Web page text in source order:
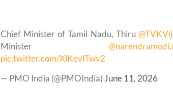
Chief Minister of Tamil Nadu, Thiru
Minister @narendramodi.
pic.twitter.com/XlKevlTwv2
— PMO India (@PMOIndia)June 11, 2026